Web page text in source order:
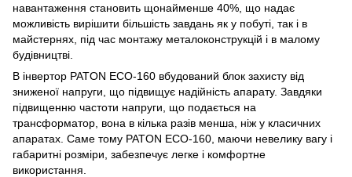
навантаження становить щонайменше 40%, що надає
можливість вирішити більшість завдань як у побуті, так і в
майстернях, під час монтажу металоконструкцій і в малому
будівництві.
В інвертор PATON ECO-160 вбудований блок захисту від
зниженої напруги, що підвищує надійність апарату. Завдяки
підвищенню частоти напруги, що подається на
трансформатор, вона в кілька разів менша, ніж у класичних
апаратах. Саме тому PATON ECO-160, маючи невелику вагу і
габаритні розміри, забезпечує легке і комфортне
використання.